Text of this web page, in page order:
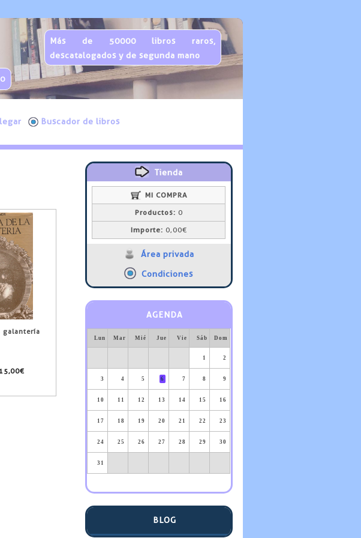
Más de 50000 libros raros,
descatalogados y de segunda mano
Buscador de libros
galantería
Tienda
MI COMPRA
Productos: 0
Importe: 0,00€
Área privada
Condiciones
AGENDA
Lun Mar Mié Jue Vie Sáb Dom
1 2
3 4 5 6 7 8 9
10 11 12 13 14 15 16
17 18 19 20 21 22 23
24 25 26 27 28 29 30
31
BLOG